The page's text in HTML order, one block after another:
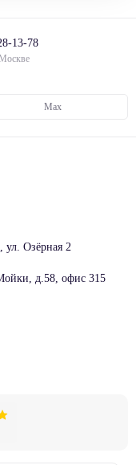
13-78
Max
ул. Озёрная 2
д.58, офис 315